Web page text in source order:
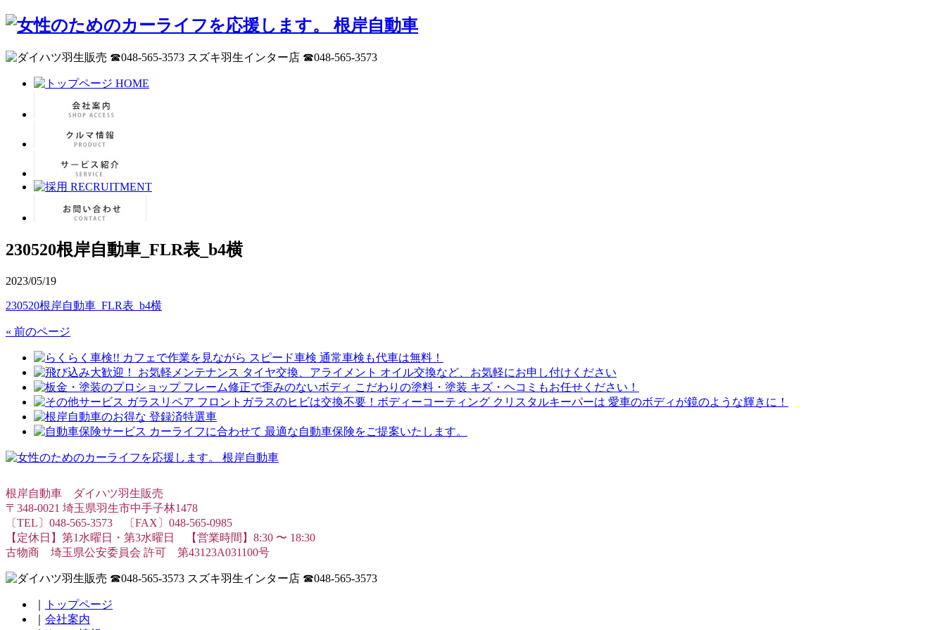
230520根岸自動車_FLR表_b4横
2023/05/19
230520根岸自動車_FLR表_b4横
« 前のページ
根岸自動車 ダイハツ羽生販売
〒348-0021 埼玉県羽生市中手子林1478
〔TEL〕048-565-3573 〔FAX〕048-565-0985
【定休日】第1水曜日・第3水曜日 【営業時間】8:30 〜 18:30
古物商 埼玉県公安委員会 許可 第43123A031100号
トップページ
会社案内